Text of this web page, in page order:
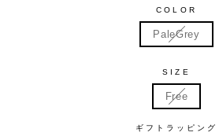
COLOR
PaleGrey
SIZE
Free
ギフトラッピング